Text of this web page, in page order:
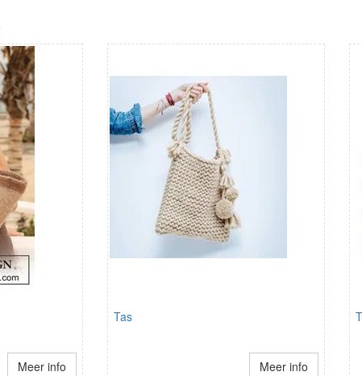
Meer info
Tas
Meer info